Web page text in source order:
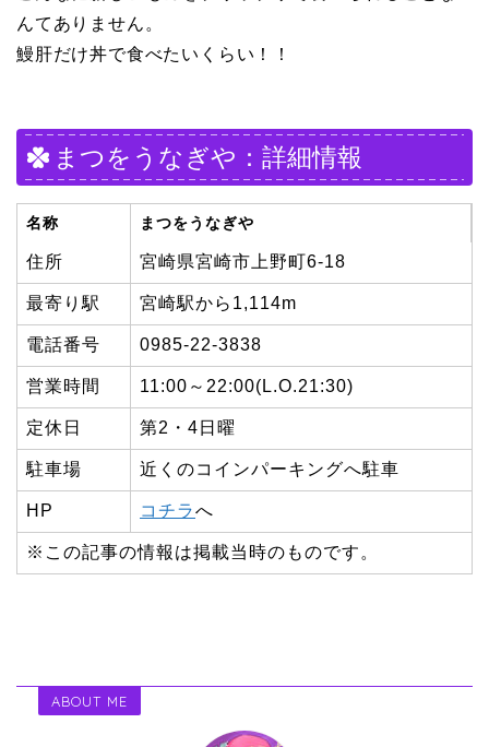
んてありません。
鰻肝だけ丼で食べたいくらい！！
まつをうなぎや：詳細情報
名称 まつをうなぎや
住所 宮崎県宮崎市上野町6-18
最寄り駅 宮崎駅から1,114m
電話番号 0985-22-3838
営業時間 11:00～22:00(L.O.21:30)
定休日 第2・4日曜
駐車場 近くのコインパーキングへ駐車
HP コチラへ
※この記事の情報は掲載当時のものです。
ABOUT ME